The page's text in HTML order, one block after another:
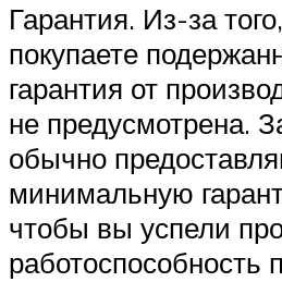
Гарантия. Из-за
покупаете
гарантия от
не предусмотрена.
обычно
минимальную
чтобы вы успели
работоспособность